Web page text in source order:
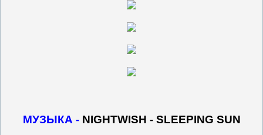
МУЗЫКА - NIGHTWISH - SLEEPING SUN